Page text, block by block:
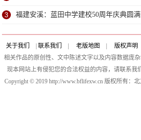
3 福建安溪：蓝田中学建校50周年庆典圆
关于我们 联系我们 老版地图 版权声明
相关作品的原创性、文中陈述文字以及内容数据庞
现本网站上有侵犯您的合法权益的内容，请联系我
Copyright © 2019 http://www.bflifexw.cn 版权所有：